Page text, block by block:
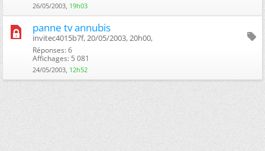
26/05/2003, 19h03
panne tv annubis
invitec4015b7f, 20/05/2003, 20h00, ‎
Réponses: 6
Affichages: 5 081
24/05/2003, 12h52